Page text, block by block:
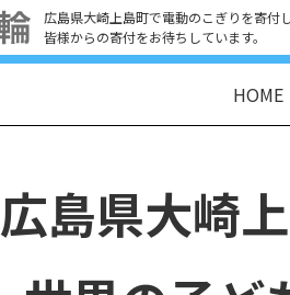
広島県大崎上島町で電動のこぎりを寄付
皆様からの寄付をお待ちしています。
HOME
広島県大崎